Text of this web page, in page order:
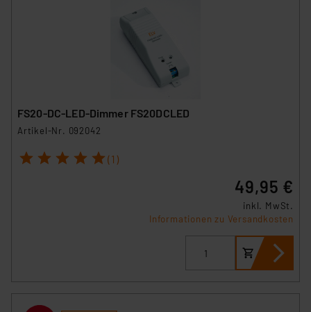
FS20-DC-LED-Dimmer FS20DCLED
Artikel-Nr. 092042
1 2 3 4 5 (1)
49,95 €
inkl. MwSt.
Informationen zu Versandkosten